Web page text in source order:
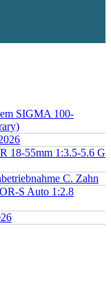
SIGMA 100-
18-55mm 1:3.5-5.6 G
C. Zahn
S Auto 1:2.8